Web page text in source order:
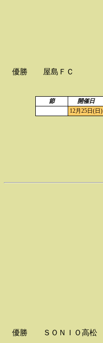
優勝 屋島ＦＣ
節 開催日
12月25日(日)
優勝 ＳＯＮＩＯ高松